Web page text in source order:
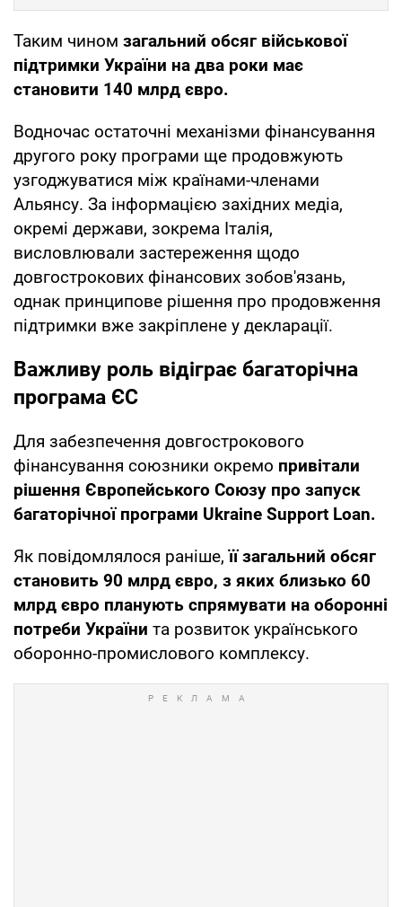
Таким чином загальний обсяг військової
підтримки України на два роки має
становити 140 млрд євро.
Водночас остаточні механізми фінансування
другого року програми ще продовжують
узгоджуватися між країнами-членами
Альянсу. За інформацією західних медіа,
окремі держави, зокрема Італія,
висловлювали застереження щодо
довгострокових фінансових зобов'язань,
однак принципове рішення про продовження
підтримки вже закріплене у декларації.
Важливу роль відіграє багаторічна
програма ЄС
Для забезпечення довгострокового
фінансування союзники окремо привітали
рішення Європейського Союзу про запуск
багаторічної програми Ukraine Support Loan.
Як повідомлялося раніше, її загальний обсяг
становить 90 млрд євро, з яких близько 60
млрд євро планують спрямувати на оборонні
потреби України та розвиток українського
оборонно-промислового комплексу.